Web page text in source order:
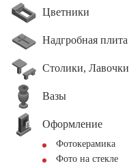
Цветники
Надгробная плита
Столики, Лавочки
Вазы
Оформление
Фотокерамика
Фото на стекле